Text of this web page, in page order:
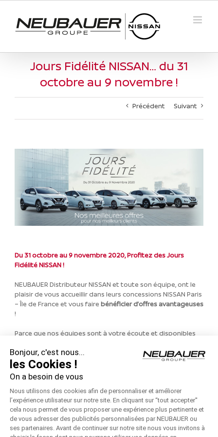
contenu
Jours Fidélité NISSAN… du 31
octobre au 9 novembre !
Précédent Suivant
Du 31 octobre au 9 novembre 2020, Profitez des Jours
Fidélité NISSAN !
NEUBAUER Distributeur NISSAN et toute son équipe, ont le
plaisir de vous accueillir dans leurs concessions NISSAN Paris
– Île de France et vous faire bénéficier d’offres avantageuses
!
Parce que nos équipes sont à votre écoute et disponibles
également de vous rappeler en appel
VISIO!
Toute la gamme de véhicules NISSAN à l’essai !
* voir conditions en concession
CONTACTEZ-NOUS
Bonjour, c'est nous...
les Cookies !
On a besoin de vous
Nous utilisons des cookies afin de personnaliser et améliorer
l’expérience utilisateur sur notre site. En cliquant sur “tout accepter''
cela nous permet de vous proposer une expérience plus pertinente et
de vous adresser des publicités personnalisées par NEUBAUER ou
ses partenaires. Avant de continuer sur notre site nous vous invitons à